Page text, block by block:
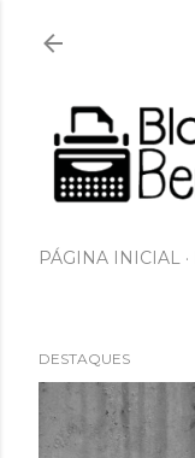
PÁGINA INICIAL
DESTAQUES